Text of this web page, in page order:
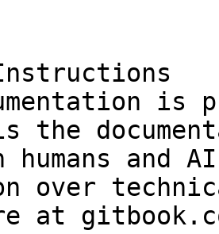
is
the
and
over
at